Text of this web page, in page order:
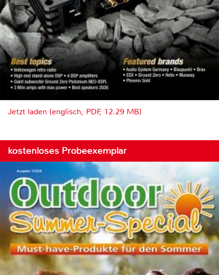
Jetzt laden (englisch, PDF, 12.29 MB)
kostenloses Probeexemplar